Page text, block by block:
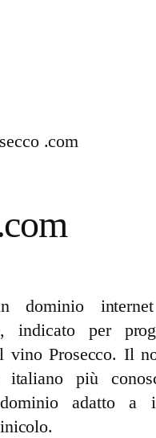
.com
dominio
indicato per
vino Prosecco. Il
più
adatto a